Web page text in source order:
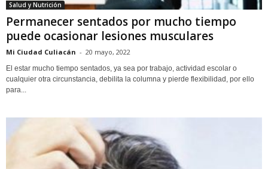
Salud y Nutrición
Permanecer sentados por mucho tiempo
puede ocasionar lesiones musculares
Mi Ciudad Culiacán - 20 mayo, 2022
El estar mucho tiempo sentados, ya sea por trabajo, actividad escolar o
cualquier otra circunstancia, debilita la columna y pierde flexibilidad, por ello
para...